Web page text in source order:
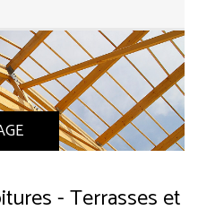
- Terrasses et